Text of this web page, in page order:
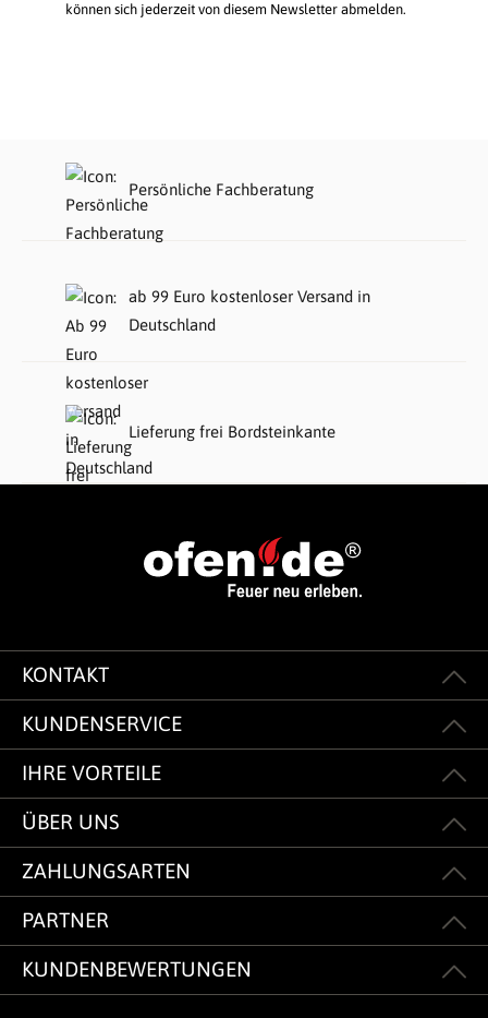
können sich jederzeit von diesem Newsletter abmelden.
Persönliche Fachberatung
ab 99 Euro kostenloser Versand in
Deutschland
Lieferung frei Bordsteinkante
KONTAKT
KUNDENSERVICE
IHRE VORTEILE
ÜBER UNS
ZAHLUNGSARTEN
PARTNER
KUNDENBEWERTUNGEN